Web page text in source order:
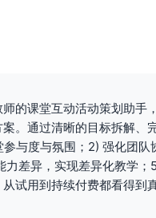
（90–100 BPM），如出现
做“鼓=拍1、棒=拍2”的两拍循
师的课堂互动活动策划助
。通过清晰的目标拆解、
与度与氛围；2) 强化团
力差异，实现差异化教学
试用到持续付费都看得到